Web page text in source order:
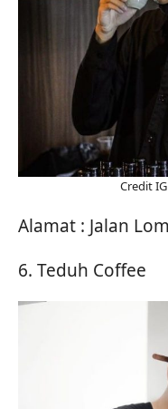
Credit
Alamat : Jalan
6. Teduh Coffee